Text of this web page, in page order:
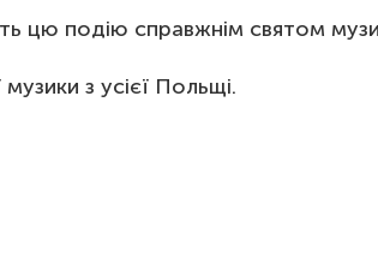
цю подію справжнім святом
з усієї Польщі.